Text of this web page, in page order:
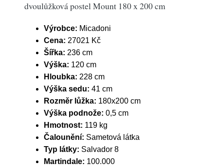
dvoulůžková postel Mount 180 x 200 cm
Výrobce: Micadoni
Cena: 27021 Kč
Šířka: 236 cm
Výška: 120 cm
Hloubka: 228 cm
Výška sedu: 41 cm
Rozměr lůžka: 180x200 cm
Výška podnože: 0,5 cm
Hmotnost: 119 kg
Čalounění: Sametová látka
Typ látky: Salvador 8
Martindale: 100.000